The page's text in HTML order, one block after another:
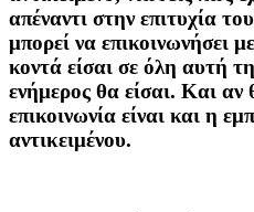
απέναντι στην επιτυχία
μπορεί να επικοινωνήσει
κοντά είσαι σε όλη αυτή
ενήμερος θα είσαι. Και
επικοινωνία είναι και η
αντικειμένου.